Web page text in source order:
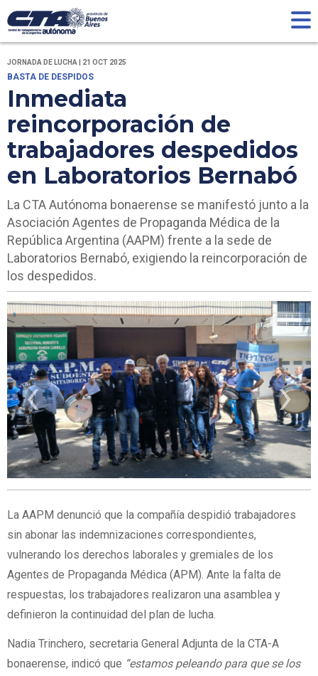
JORNADA DE LUCHA | 21 OCT 2025
BASTA DE DESPIDOS
Inmediata
reincorporación de
trabajadores despedidos
en Laboratorios Bernabó
La CTA Autónoma bonaerense se manifestó junto a la
Asociación Agentes de Propaganda Médica de la
República Argentina (AAPM) frente a la sede de
Laboratorios Bernabó, exigiendo la reincorporación de
los despedidos.
‹ ›
La AAPM denunció que la compañía despidió trabajadores
sin abonar las indemnizaciones correspondientes,
vulnerando los derechos laborales y gremiales de los
Agentes de Propaganda Médica (APM). Ante la falta de
respuestas, los trabajadores realizaron una asamblea y
definieron la continuidad del plan de lucha.
Nadia Trinchero, secretaria General Adjunta de la CTA-A
bonaerense, indicó que “estamos peleando para que se los